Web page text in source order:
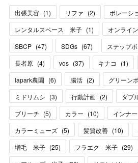
出張美容 (1) リファ (2) ポレーシ
レンタルスペース 米子 (1) オンライ
SBCP (47) SDGs (67) ステップ
長者原 (4) vos (37) キナコ (1)
lapark農園 (6) 腸活 (2) グリーン
ミドリムシ (3) 行動計画 (2) ダブ
ブリーチ (5) カラー (10) インナ
カラーミューズ (5) 髪質改善 (10)
増毛 米子 (25) フラエク 米子 (29)